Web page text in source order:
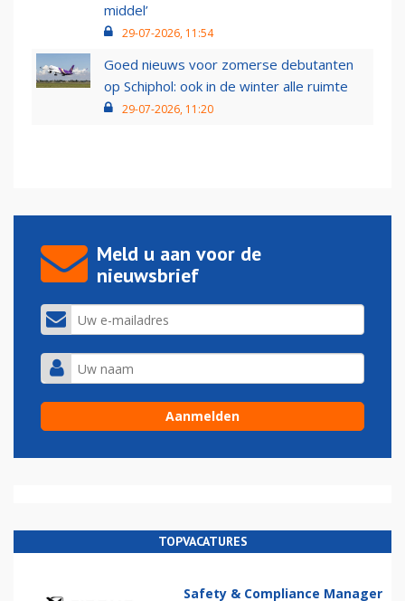
middel’
29-07-2026, 11:54
Goed nieuws voor zomerse debutanten
op Schiphol: ook in de winter alle ruimte
29-07-2026, 11:20
Meld u aan voor de
nieuwsbrief
TOPVACATURES
Safety & Compliance Manager